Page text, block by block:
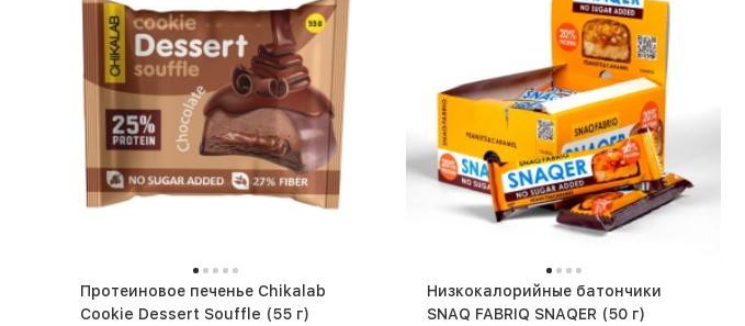
Протеиновое печенье Chikalab
Cookie Dessert Souffle (55 г)
Низкокалорийные батончики
SNAQ FABRIQ SNAQER (50 г)